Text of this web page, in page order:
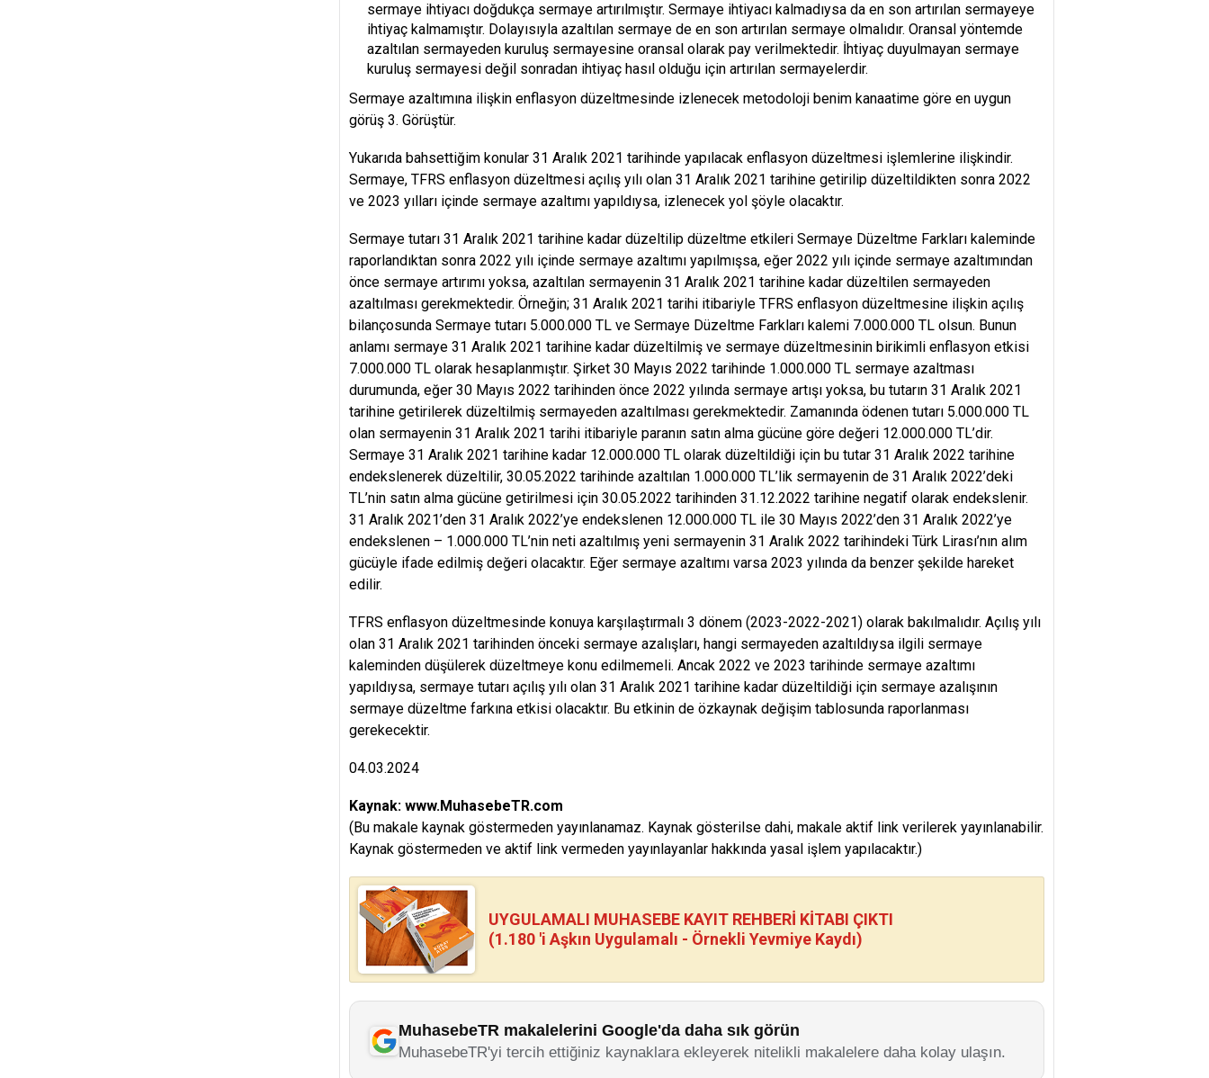
sermaye ihtiyacı doğdukça sermaye artırılmıştır. Sermaye ihtiyacı kalmadıysa da en son artırılan sermayeye
ihtiyaç kalmamıştır. Dolayısıyla azaltılan sermaye de en son artırılan sermaye olmalıdır. Oransal yöntemde
azaltılan sermayeden kuruluş sermayesine oransal olarak pay verilmektedir. İhtiyaç duyulmayan sermaye
kuruluş sermayesi değil sonradan ihtiyaç hasıl olduğu için artırılan sermayelerdir.
Sermaye azaltımına ilişkin enflasyon düzeltmesinde izlenecek metodoloji benim kanaatime göre en uygun
görüş 3. Görüştür.
Yukarıda bahsettiğim konular 31 Aralık 2021 tarihinde yapılacak enflasyon düzeltmesi işlemlerine ilişkindir.
Sermaye, TFRS enflasyon düzeltmesi açılış yılı olan 31 Aralık 2021 tarihine getirilip düzeltildikten sonra 2022
ve 2023 yılları içinde sermaye azaltımı yapıldıysa, izlenecek yol şöyle olacaktır.
Sermaye tutarı 31 Aralık 2021 tarihine kadar düzeltilip düzeltme etkileri Sermaye Düzeltme Farkları kaleminde
raporlandıktan sonra 2022 yılı içinde sermaye azaltımı yapılmışsa, eğer 2022 yılı içinde sermaye azaltımından
önce sermaye artırımı yoksa, azaltılan sermayenin 31 Aralık 2021 tarihine kadar düzeltilen sermayeden
azaltılması gerekmektedir. Örneğin; 31 Aralık 2021 tarihi itibariyle TFRS enflasyon düzeltmesine ilişkin açılış
bilançosunda Sermaye tutarı 5.000.000 TL ve Sermaye Düzeltme Farkları kalemi 7.000.000 TL olsun. Bunun
anlamı sermaye 31 Aralık 2021 tarihine kadar düzeltilmiş ve sermaye düzeltmesinin birikimli enflasyon etkisi
7.000.000 TL olarak hesaplanmıştır. Şirket 30 Mayıs 2022 tarihinde 1.000.000 TL sermaye azaltması
durumunda, eğer 30 Mayıs 2022 tarihinden önce 2022 yılında sermaye artışı yoksa, bu tutarın 31 Aralık 2021
tarihine getirilerek düzeltilmiş sermayeden azaltılması gerekmektedir. Zamanında ödenen tutarı 5.000.000 TL
olan sermayenin 31 Aralık 2021 tarihi itibariyle paranın satın alma gücüne göre değeri 12.000.000 TL’dir.
Sermaye 31 Aralık 2021 tarihine kadar 12.000.000 TL olarak düzeltildiği için bu tutar 31 Aralık 2022 tarihine
endekslenerek düzeltilir, 30.05.2022 tarihinde azaltılan 1.000.000 TL’lik sermayenin de 31 Aralık 2022’deki
TL’nin satın alma gücüne getirilmesi için 30.05.2022 tarihinden 31.12.2022 tarihine negatif olarak endekslenir.
31 Aralık 2021’den 31 Aralık 2022’ye endekslenen 12.000.000 TL ile 30 Mayıs 2022’den 31 Aralık 2022’ye
endekslenen – 1.000.000 TL’nin neti azaltılmış yeni sermayenin 31 Aralık 2022 tarihindeki Türk Lirası’nın alım
gücüyle ifade edilmiş değeri olacaktır. Eğer sermaye azaltımı varsa 2023 yılında da benzer şekilde hareket
edilir.
TFRS enflasyon düzeltmesinde konuya karşılaştırmalı 3 dönem (2023-2022-2021) olarak bakılmalıdır. Açılış yılı
olan 31 Aralık 2021 tarihinden önceki sermaye azalışları, hangi sermayeden azaltıldıysa ilgili sermaye
kaleminden düşülerek düzeltmeye konu edilmemeli. Ancak 2022 ve 2023 tarihinde sermaye azaltımı
yapıldıysa, sermaye tutarı açılış yılı olan 31 Aralık 2021 tarihine kadar düzeltildiği için sermaye azalışının
sermaye düzeltme farkına etkisi olacaktır. Bu etkinin de özkaynak değişim tablosunda raporlanması
gerekecektir.
04.03.2024
Kaynak: www.MuhasebeTR.com
(Bu makale kaynak göstermeden yayınlanamaz. Kaynak gösterilse dahi, makale aktif link verilerek yayınlanabilir.
Kaynak göstermeden ve aktif link vermeden yayınlayanlar hakkında yasal işlem yapılacaktır.)
UYGULAMALI MUHASEBE KAYIT REHBERİ KİTABI ÇIKTI
(1.180 'i Aşkın Uygulamalı - Örnekli Yevmiye Kaydı)
MuhasebeTR makalelerini Google'da daha sık görün
MuhasebeTR'yi tercih ettiğiniz kaynaklara ekleyerek nitelikli makalelere daha kolay ulaşın.